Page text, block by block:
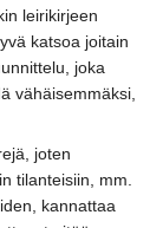
leirikirjeen
katsoa joitain
joka
vähäisemmäksi,
joten
tilanteisiin, mm.
kannattaa